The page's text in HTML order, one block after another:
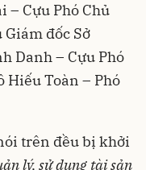
– Cựu Phó Chủ
đốc Sở
Danh – Cựu Phó
Hiếu Toàn – Phó
trên đều bị khởi
lý, sử dụng tài sản